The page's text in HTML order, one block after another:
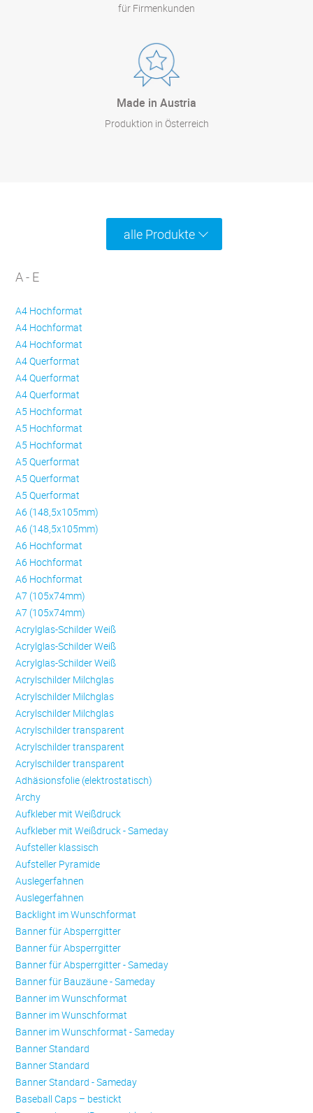
für Firmenkunden
Made in Austria
Produktion in Österreich
alle Produkte
A - E
A4 Hochformat
A4 Hochformat
A4 Hochformat
A4 Querformat
A4 Querformat
A4 Querformat
A5 Hochformat
A5 Hochformat
A5 Hochformat
A5 Querformat
A5 Querformat
A5 Querformat
A6 (148,5x105mm)
A6 (148,5x105mm)
A6 Hochformat
A6 Hochformat
A6 Hochformat
A7 (105x74mm)
A7 (105x74mm)
Acrylglas-Schilder Weiß
Acrylglas-Schilder Weiß
Acrylglas-Schilder Weiß
Acrylschilder Milchglas
Acrylschilder Milchglas
Acrylschilder Milchglas
Acrylschilder transparent
Acrylschilder transparent
Acrylschilder transparent
Adhäsionsfolie (elektrostatisch)
Archy
Aufkleber mit Weißdruck
Aufkleber mit Weißdruck - Sameday
Aufsteller klassisch
Aufsteller Pyramide
Auslegerfahnen
Auslegerfahnen
Backlight im Wunschformat
Banner für Absperrgitter
Banner für Absperrgitter
Banner für Absperrgitter - Sameday
Banner für Bauzäune - Sameday
Banner im Wunschformat
Banner im Wunschformat
Banner im Wunschformat - Sameday
Banner Standard
Banner Standard
Banner Standard - Sameday
Baseball Caps – bestickt